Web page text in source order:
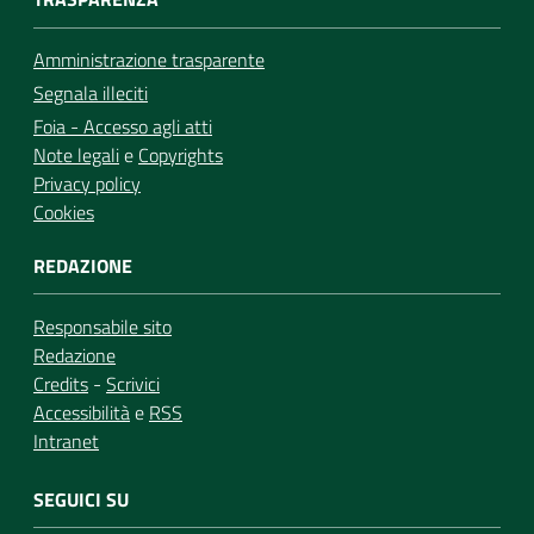
Amministrazione trasparente
Segnala illeciti
Foia - Accesso agli atti
Note legalie Copyrights
Privacy policy
Cookies
REDAZIONE
Responsabile sito
Redazione
Credits - Scrivici
Accessibilitàe RSS
Intranet
SEGUICI SU